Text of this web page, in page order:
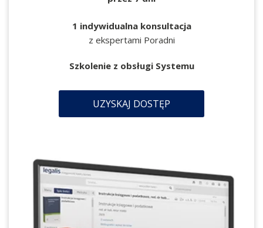
1 indywidualna konsultacja
z ekspertami Poradni
Szkolenie z obsługi Systemu
UZYSKAJ DOSTĘP